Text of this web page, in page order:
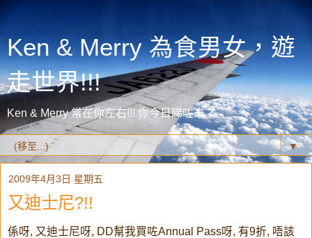
Ken & Merry 為食男女，遊
走世界!!!
Ken & Merry 常在你左右!!! 你今日睇咗未？
▼
2009年4月3日 星期五
又迪士尼?!!
係呀, 又迪士尼呀, DD幫我買咗Annual Pass呀, 有9折, 唔該